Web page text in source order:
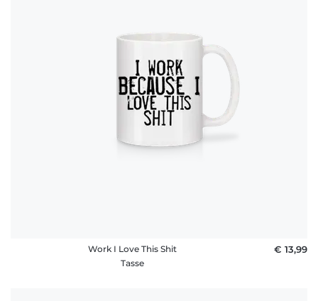
Work I Love This Shit
Tasse
€ 13,99